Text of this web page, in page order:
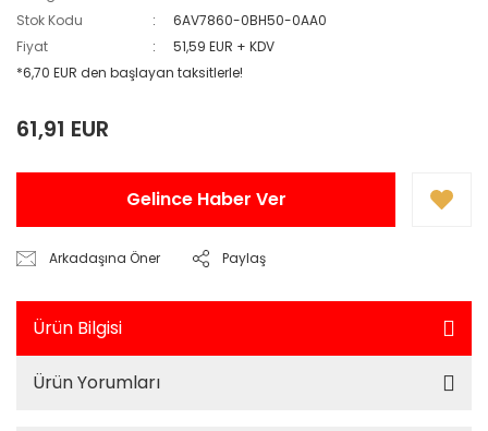
Stok Kodu
6AV7860-0BH50-0AA0
Fiyat
51,59 EUR + KDV
*6,70 EUR den başlayan taksitlerle!
61,91 EUR
Gelince Haber Ver
Arkadaşına Öner Paylaş
Ürün Bilgisi
Ürün Yorumları